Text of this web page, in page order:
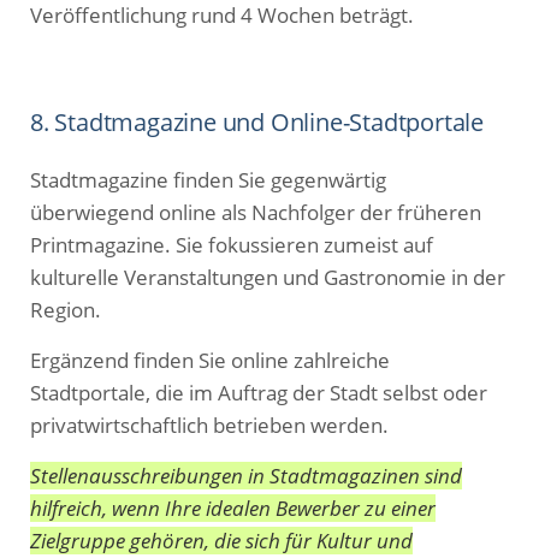
Veröffentlichung rund 4 Wochen beträgt.
8. Stadtmagazine und Online-Stadtportale
Stadtmagazine finden Sie gegenwärtig
überwiegend online als Nachfolger der früheren
Printmagazine. Sie fokussieren zumeist auf
kulturelle Veranstaltungen und Gastronomie in der
Region.
Ergänzend finden Sie online zahlreiche
Stadtportale, die im Auftrag der Stadt selbst oder
privatwirtschaftlich betrieben werden.
Stellenausschreibungen in Stadtmagazinen sind
hilfreich, wenn Ihre idealen Bewerber zu einer
Zielgruppe gehören, die sich für Kultur und